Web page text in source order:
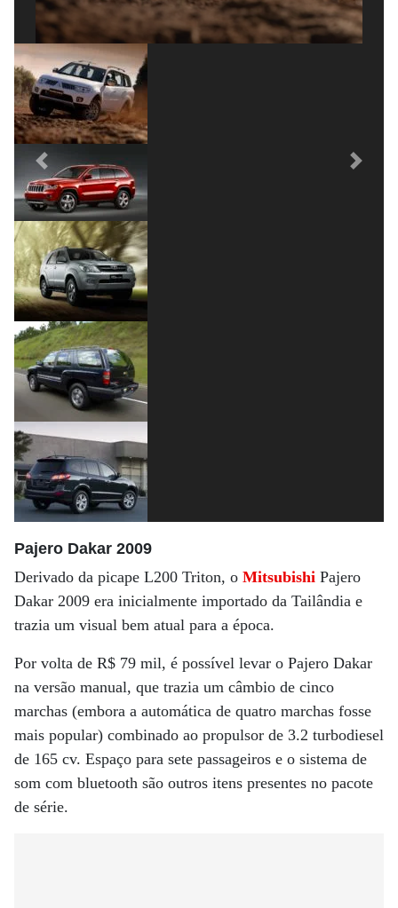
Previous Next
Pajero Dakar 2009
Derivado da picape L200 Triton, o Mitsubishi Pajero
Dakar 2009 era inicialmente importado da Tailândia e
trazia um visual bem atual para a época.
Por volta de R$ 79 mil, é possível levar o Pajero Dakar
na versão manual, que trazia um câmbio de cinco
marchas (embora a automática de quatro marchas fosse
mais popular) combinado ao propulsor de 3.2 turbodiesel
de 165 cv. Espaço para sete passageiros e o sistema de
som com bluetooth são outros itens presentes no pacote
de série.